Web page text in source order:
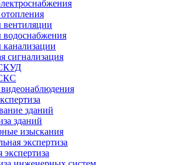
сигнализация
зданий
зданий
изыскания
экспертиза
экспертиза